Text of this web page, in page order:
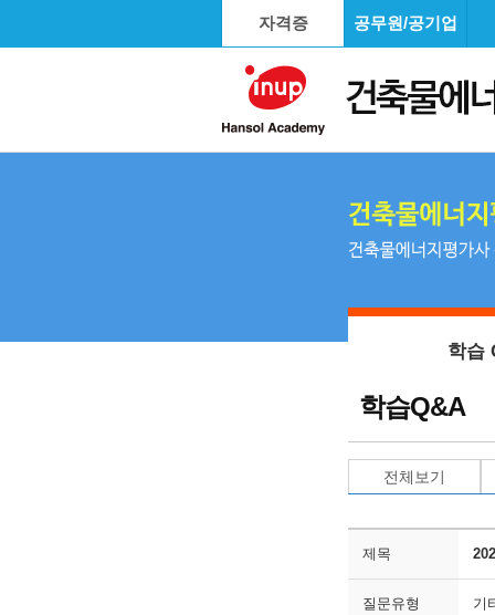
자격증 공무원/공기업
학습
학습Q&A
전체보기
제목
질문유형 기